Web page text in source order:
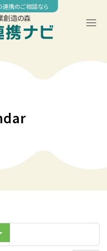
携のご相談なら
創造の森